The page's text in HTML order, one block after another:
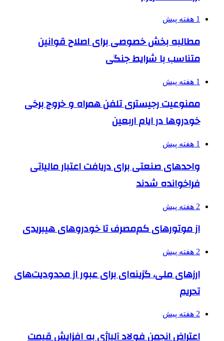
1 هفته پیش
مطالبه بخش خصوصی برای اصلاح قوانین
متناسب با شرایط جنگی
1 هفته پیش
ممنوعیت رجیستری تلفن همراه و خروج برخی
خودروها در ایام اربعین
1 هفته پیش
واحدهای صنعتی برای دریافت اعتبار مالیاتی
فراخوانده شدند
2 هفته پیش
از موتورهای کم‌مصرف تا خودروهای هیبریدی
2 هفته پیش
ارزهای ملی، گزینه‌ای برای عبور از محدودیت‌های
تحریم
2 هفته پیش
اعتراض انجمن فولاد آلیاژی به افزایش قیمت